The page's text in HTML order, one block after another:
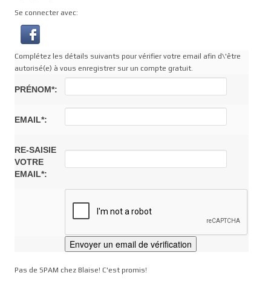
Se connecter avec:
Complétez les détails suivants pour vérifier votre email afin d\'être
autorisé(e) à vous enregistrer sur un compte gratuit.
PRÉNOM*:
EMAIL*:
RE-SAISIE
VOTRE
EMAIL*:
Pas de SPAM chez Blaise! C'est promis!